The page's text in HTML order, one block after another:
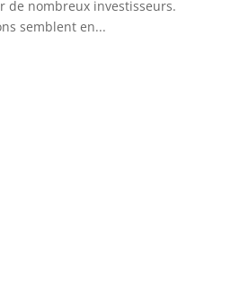
de nombreux investisseurs.
semblent en...